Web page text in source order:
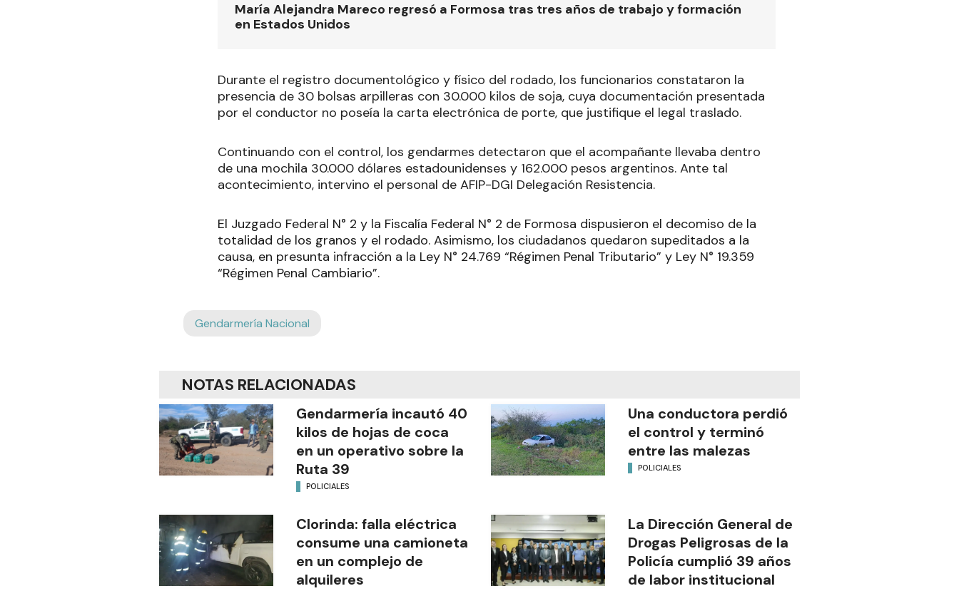
María Alejandra Mareco regresó a Formosa tras tres años de trabajo y formación
en Estados Unidos
Durante el registro documentológico y físico del rodado, los funcionarios constataron la
presencia de 30 bolsas arpilleras con 30.000 kilos de soja, cuya documentación presentada
por el conductor no poseía la carta electrónica de porte, que justifique el legal traslado.
Continuando con el control, los gendarmes detectaron que el acompañante llevaba dentro
de una mochila 30.000 dólares estadounidenses y 162.000 pesos argentinos. Ante tal
acontecimiento, intervino el personal de AFIP-DGI Delegación Resistencia.
El Juzgado Federal N° 2 y la Fiscalía Federal N° 2 de Formosa dispusieron el decomiso de la
totalidad de los granos y el rodado. Asimismo, los ciudadanos quedaron supeditados a la
causa, en presunta infracción a la Ley N° 24.769 “Régimen Penal Tributario” y Ley N° 19.359
“Régimen Penal Cambiario”.
Gendarmería Nacional
NOTAS RELACIONADAS
Gendarmería incautó 40
kilos de hojas de coca
en un operativo sobre la
Ruta 39
POLICIALES
Una conductora perdió
el control y terminó
entre las malezas
POLICIALES
Clorinda: falla eléctrica
consume una camioneta
en un complejo de
alquileres
La Dirección General de
Drogas Peligrosas de la
Policía cumplió 39 años
de labor institucional